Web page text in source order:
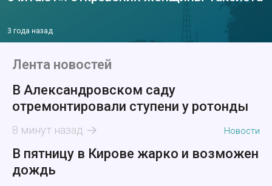
3 года назад
Лента новостей
В Александровском саду
отремонтировали ступени у ротонды
8 минут назад Новости
В пятницу в Кирове жарко и возможен
дождь